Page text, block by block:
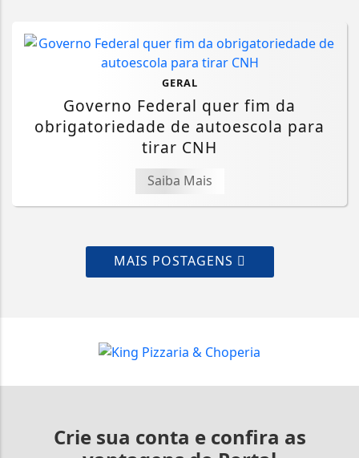
GERAL
Governo Federal quer fim da
obrigatoriedade de autoescola para
tirar CNH
Saiba Mais
MAIS POSTAGENS
Crie sua conta e confira as